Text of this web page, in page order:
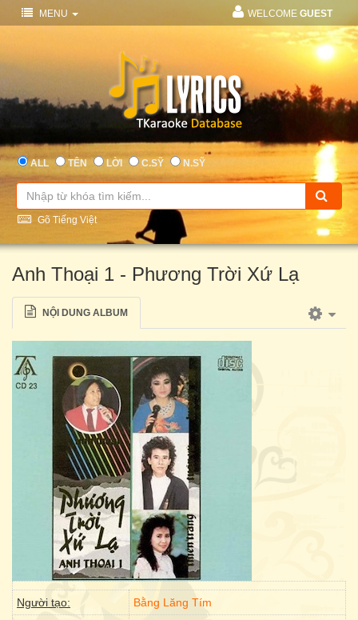
MENU WELCOME GUEST
ALL TÊN LỜI C.SỸ N.SỸ
Gõ Tiếng Việt
Anh Thoại 1 - Phương Trời Xứ Lạ
NỘI DUNG ALBUM
Người tạo:
Bằng Lăng Tím